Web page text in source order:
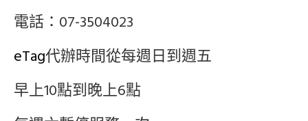
電話：07-3504023
eTag代辦時間從每週日到週五
早上10點到晚上6點